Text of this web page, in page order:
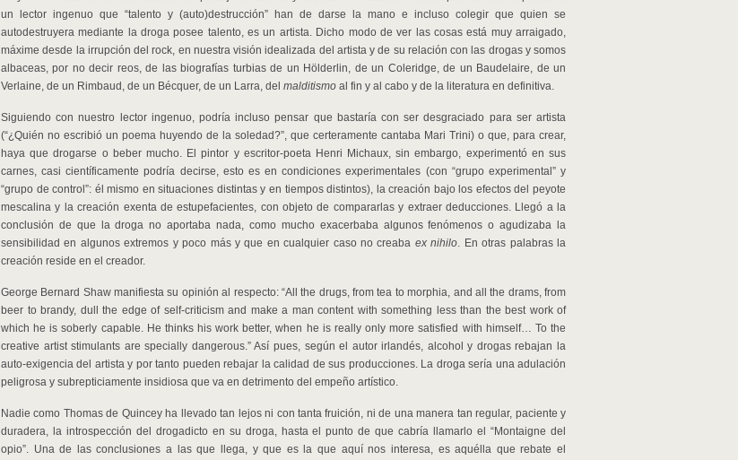
un lector ingenuo que “talento y (auto)destrucción” han de darse la mano e incluso colegir que quien se
autodestruyera mediante la droga posee talento, es un artista. Dicho modo de ver las cosas está muy arraigado,
máxime desde la irrupción del rock, en nuestra visión idealizada del artista y de su relación con las drogas y somos
albaceas, por no decir reos, de las biografías turbias de un Hölderlin, de un Coleridge, de un Baudelaire, de un
Verlaine, de un Rimbaud, de un Bécquer, de un Larra, del malditismo al fin y al cabo y de la literatura en definitiva.
Siguiendo con nuestro lector ingenuo, podría incluso pensar que bastaría con ser desgraciado para ser artista
(“¿Quién no escribió un poema huyendo de la soledad?”, que certeramente cantaba Mari Trini) o que, para crear,
haya que drogarse o beber mucho. El pintor y escritor-poeta Henri Michaux, sin embargo, experimentó en sus
carnes, casi científicamente podría decirse, esto es en condiciones experimentales (con “grupo experimental” y
“grupo de control”: él mismo en situaciones distintas y en tiempos distintos), la creación bajo los efectos del peyote
mescalina y la creación exenta de estupefacientes, con objeto de compararlas y extraer deducciones. Llegó a la
conclusión de que la droga no aportaba nada, como mucho exacerbaba algunos fenómenos o agudizaba la
sensibilidad en algunos extremos y poco más y que en cualquier caso no creaba ex nihilo. En otras palabras la
creación reside en el creador.
George Bernard Shaw manifiesta su opinión al respecto: “All the drugs, from tea to morphia, and all the drams, from
beer to brandy, dull the edge of self-criticism and make a man content with something less than the best work of
which he is soberly capable. He thinks his work better, when he is really only more satisfied with himself… To the
creative artist stimulants are specially dangerous.” Así pues, según el autor irlandés, alcohol y drogas rebajan la
auto-exigencia del artista y por tanto pueden rebajar la calidad de sus producciones. La droga sería una adulación
peligrosa y subrepticiamente insidiosa que va en detrimento del empeño artístico.
Nadie como Thomas de Quincey ha llevado tan lejos ni con tanta fruición, ni de una manera tan regular, paciente y
duradera, la introspección del drogadicto en su droga, hasta el punto de que cabría llamarlo el “Montaigne del
opio”. Una de las conclusiones a las que llega, y que es la que aquí nos interesa, es aquélla que rebate el